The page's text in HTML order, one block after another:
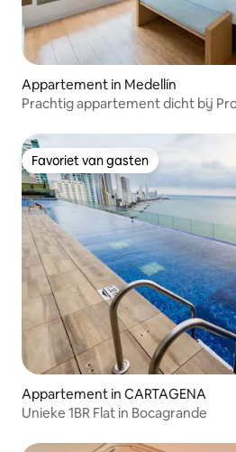
Appartement in Medellín
Prachtig appartement dicht bij
Favoriet van gasten
Favoriet van gasten
Appartement in CARTAGENA
Unieke 1BR Flat in Bocagrande